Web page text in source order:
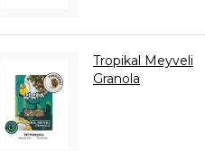
Tropikal Meyveli
Granola